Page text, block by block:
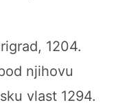
1204.
njihovu
vlast 1294.